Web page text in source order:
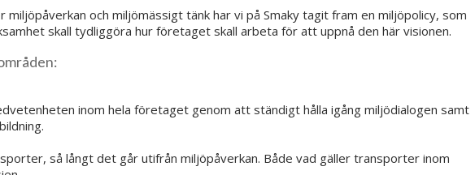
miljöpåverkan och miljömässigt tänk har vi på Smaky tagit fram en miljöpolicy, som
skall tydliggöra hur företaget skall arbeta för att uppnå den här visionen.
inom hela företaget genom att ständigt hålla igång miljödialogen samt
så långt det går utifrån miljöpåverkan. Både vad gäller transporter inom